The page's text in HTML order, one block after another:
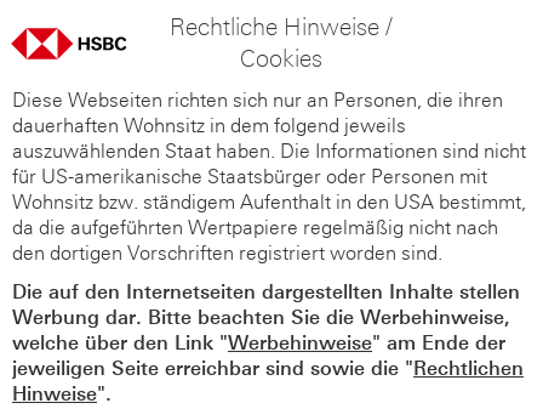
Rechtliche Hinweise /
Cookies
Diese Webseiten richten sich nur an Personen, die ihren
dauerhaften Wohnsitz in dem folgend jeweils
auszuwählenden Staat haben. Die Informationen sind nicht
für US-amerikanische Staatsbürger oder Personen mit
Wohnsitz bzw. ständigem Aufenthalt in den USA bestimmt,
da die aufgeführten Wertpapiere regelmäßig nicht nach
den dortigen Vorschriften registriert worden sind.
Die auf den Internetseiten dargestellten Inhalte stellen
Werbung dar. Bitte beachten Sie die Werbehinweise,
welche über den Link "Werbehinweise" am Ende der
jeweiligen Seite erreichbar sind sowie die "Rechtlichen
Hinweise".